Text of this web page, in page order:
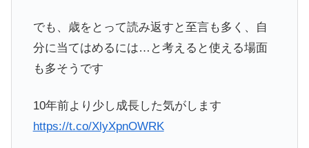
でも、歳をとって読み返すと至言も多く、自
分に当てはめるには…と考えると使える場面
も多そうです
10年前より少し成長した気がします
https://t.co/XlyXpnOWRK